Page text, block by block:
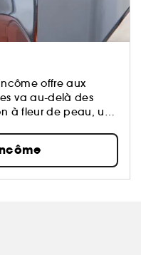
offre aux
va au-delà des
à fleur de peau, un